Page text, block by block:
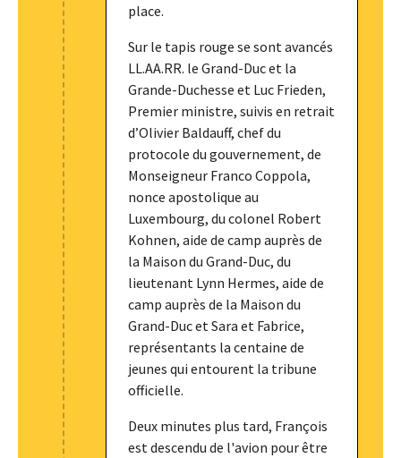
place.
Sur le tapis rouge se sont avancés
LL.AA.RR. le Grand-Duc et la
Grande-Duchesse et Luc Frieden,
Premier ministre, suivis en retrait
d’Olivier Baldauff, chef du
protocole du gouvernement, de
Monseigneur Franco Coppola,
nonce apostolique au
Luxembourg, du colonel Robert
Kohnen, aide de camp auprès de
la Maison du Grand-Duc, du
lieutenant Lynn Hermes, aide de
camp auprès de la Maison du
Grand-Duc et Sara et Fabrice,
représentants la centaine de
jeunes qui entourent la tribune
officielle.
Deux minutes plus tard, François
est descendu de l'avion pour être